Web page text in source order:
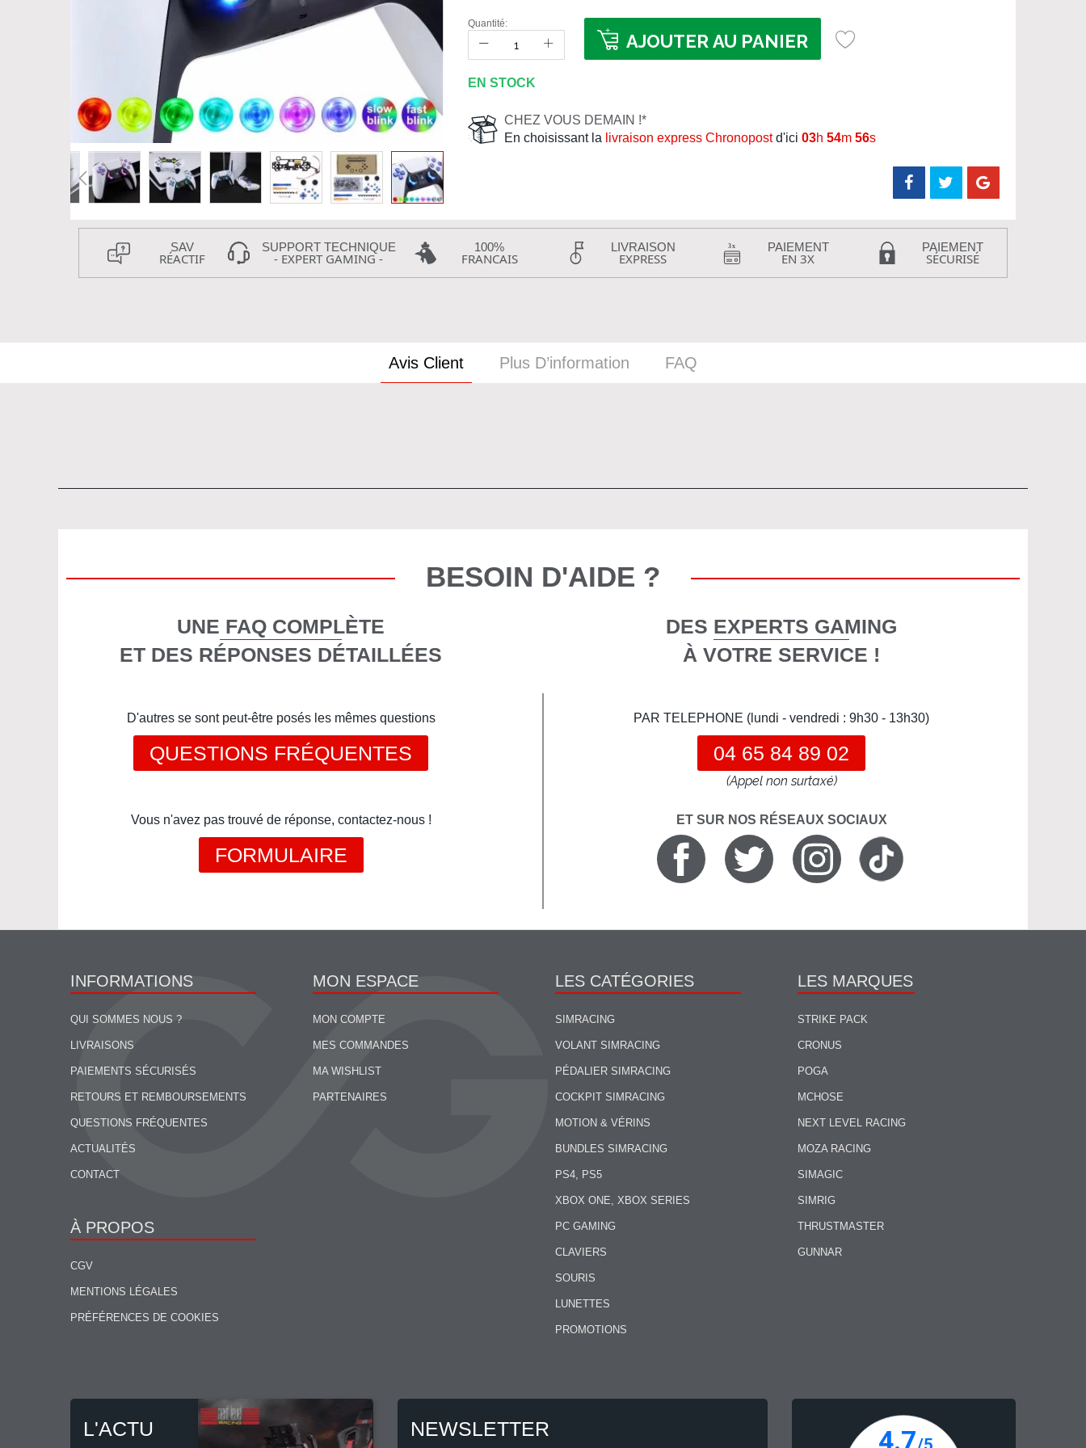
Quantité:
AJOUTER AU PANIER
EN STOCK
CHEZ VOUS DEMAIN !*
En choisissant la livraison express Chronopostd'ici 03h 54m 55s
SAV
RÉACTIF
SUPPORT TECHNIQUE
- EXPERT GAMING -
100%
FRANCAIS
LIVRAISON
EXPRESS
PAIEMENT
EN 3X
PAIEMENT
SÉCURISÉ
Avis Client Plus D’information FAQ
BESOIN D'AIDE ?
UNE FAQ COMPLÈTE
ET DES RÉPONSES DÉTAILLÉES
D'autres se sont peut-être posés les mêmes questions
QUESTIONS FRÉQUENTES
Vous n'avez pas trouvé de réponse, contactez-nous !
FORMULAIRE
DES EXPERTS GAMING
À VOTRE SERVICE !
PAR TELEPHONE (lundi - vendredi : 9h30 - 13h30)
04 65 84 89 02
(Appel non surtaxé)
ET SUR NOS RÉSEAUX SOCIAUX
INFORMATIONS
QUI SOMMES NOUS ?
LIVRAISONS
PAIEMENTS SÉCURISÉS
RETOURS ET REMBOURSEMENTS
QUESTIONS FRÉQUENTES
ACTUALITÉS
CONTACT
À PROPOS
CGV
MENTIONS LÉGALES
PRÉFÉRENCES DE COOKIES
MON ESPACE
MON COMPTE
MES COMMANDES
MA WISHLIST
PARTENAIRES
LES CATÉGORIES
SIMRACING
VOLANT SIMRACING
PÉDALIER SIMRACING
COCKPIT SIMRACING
MOTION & VÉRINS
BUNDLES SIMRACING
PS4, PS5
XBOX ONE, XBOX SERIES
PC GAMING
CLAVIERS
SOURIS
LUNETTES
PROMOTIONS
LES MARQUES
STRIKE PACK
CRONUS
POGA
MCHOSE
NEXT LEVEL RACING
MOZA RACING
SIMAGIC
SIMRIG
THRUSTMASTER
GUNNAR
L'ACTU NEWSLETTER